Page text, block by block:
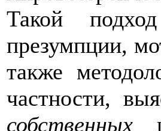
Такой
презумпции,
также
частности,
собственных